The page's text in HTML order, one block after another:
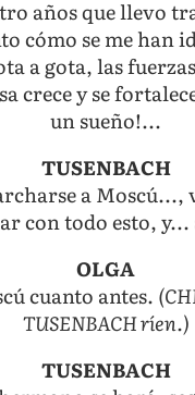
años que llevo
cómo se me han
a gota, las
crece y se
un sueño!...
TUSENBACH
a Moscú...,
con todo esto, y...
OLGA
cuanto antes.
TUSENBACH ríen.)
TUSENBACH